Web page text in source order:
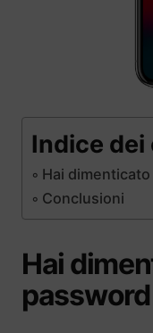
Indice
Hai dimenticato
Conclusioni
Hai
password